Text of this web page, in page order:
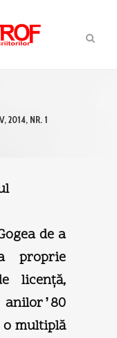
2014, NR. 1
de a
proprie
licenţă,
anilor ̓80
multiplă